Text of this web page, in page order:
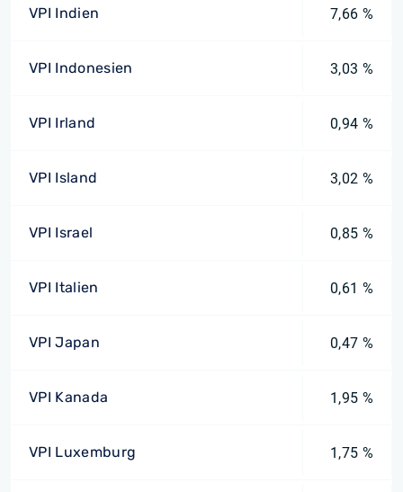
VPI Indien 7,66 %
VPI Indonesien 3,03 %
VPI Irland 0,94 %
VPI Island 3,02 %
VPI Israel 0,85 %
VPI Italien 0,61 %
VPI Japan 0,47 %
VPI Kanada 1,95 %
VPI Luxemburg 1,75 %